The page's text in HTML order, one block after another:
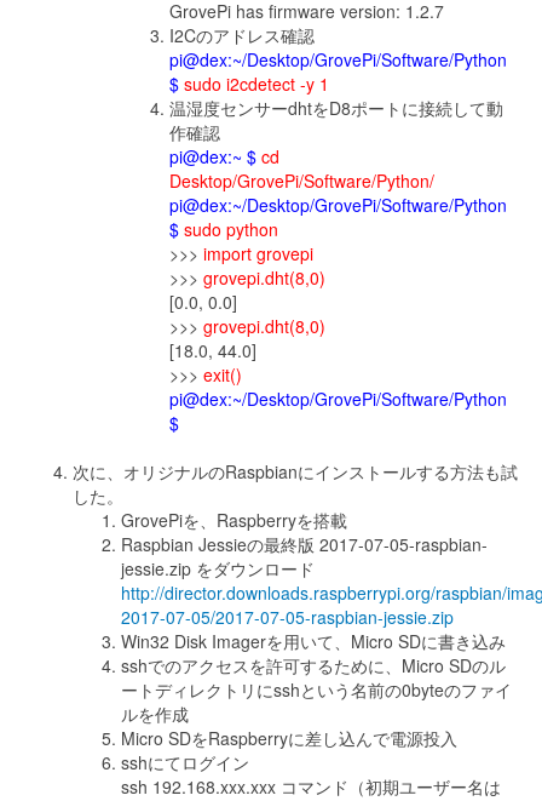
GrovePi has firmware version: 1.2.7
I2Cのアドレス確認
pi@dex:~/Desktop/GrovePi/Software/Python
$ sudo i2cdetect -y 1
温湿度センサーdhtをD8ポートに接続して動
作確認
pi@dex:~ $ cd
Desktop/GrovePi/Software/Python/
pi@dex:~/Desktop/GrovePi/Software/Python
$ sudo python
>>> import grovepi
>>> grovepi.dht(8,0)
[0.0, 0.0]
>>> grovepi.dht(8,0)
[18.0, 44.0]
>>> exit()
pi@dex:~/Desktop/GrovePi/Software/Python
$
次に、オリジナルのRaspbianにインストールする方法も試
した。
GrovePiを、Raspberryを搭載
Raspbian Jessieの最終版 2017-07-05-raspbian-
jessie.zip をダウンロード
http://director.downloads.raspberrypi.org/raspbian/
2017-07-05/2017-07-05-raspbian-jessie.zip
Win32 Disk Imagerを用いて、Micro SDに書き込み
sshでのアクセスを許可するために、Micro SDのル
ートディレクトリにsshという名前の0byteのファイ
ルを作成
Micro SDをRaspberryに差し込んで電源投入
sshにてログイン
ssh 192.168.xxx.xxx コマンド（初期ユーザー名は